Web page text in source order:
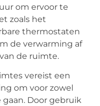
om ervoor te
zoals het
thermostaten
de verwarming af
de ruimte.
vereist een
om voor zowel
Door gebruik